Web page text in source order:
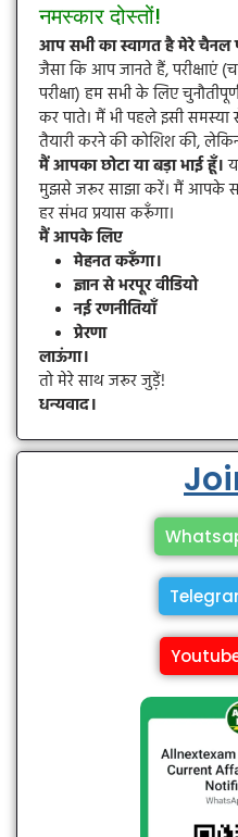
नमस्कार दोस्तों!
आप सभी का स्वागत है मेरे चैनल
जैसा कि आप जानते हैं, परीक्षाएं
परीक्षा) हम सभी के लिए
कर पाते। मैं भी पहले इसी
तैयारी करने की कोशिश की,
मैं आपका छोटा या बड़ा भाई हूँ।
मुझसे जरूर साझा करें। मैं आपके
हर संभव प्रयास करूँगा।
मैं आपके लिए
मेहनत करूँगा।
ज्ञान से भरपूर वीडियो
नई रणनीतियाँ
प्रेरणा
लाऊंगा।
तो मेरे साथ जरूर जुड़ें!
धन्यवाद।